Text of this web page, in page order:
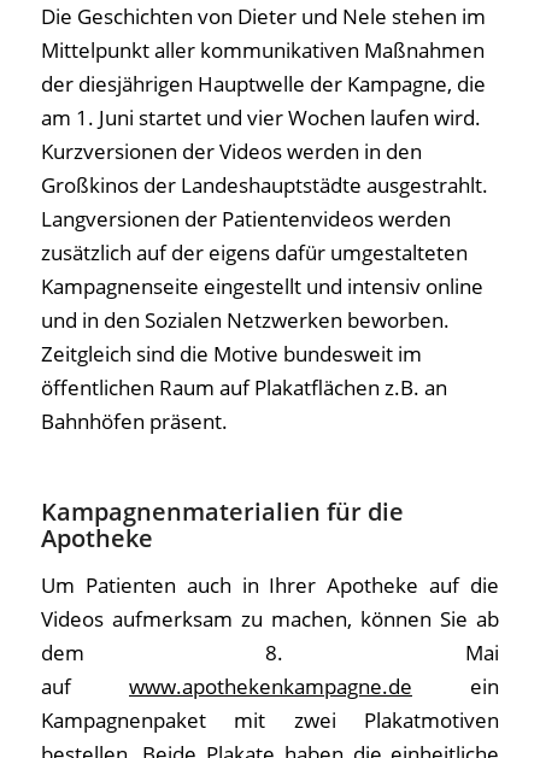
Die Geschichten von Dieter und Nele stehen im
Mittelpunkt aller kommunikativen Maßnahmen
der diesjährigen Hauptwelle der Kampagne, die
am 1. Juni startet und vier Wochen laufen wird.
Kurzversionen der Videos werden in den
Großkinos der Landeshauptstädte ausgestrahlt.
Langversionen der Patientenvideos werden
zusätzlich auf der eigens dafür umgestalteten
Kampagnenseite eingestellt und intensiv online
und in den Sozialen Netzwerken beworben.
Zeitgleich sind die Motive bundesweit im
öffentlichen Raum auf Plakatflächen z.B. an
Bahnhöfen präsent.
Kampagnenmaterialien für die
Apotheke
Um Patienten auch in Ihrer Apotheke auf die
Videos aufmerksam zu machen, können Sie ab
dem 8. Mai
auf www.apothekenkampagne.de ein
Kampagnenpaket mit zwei Plakatmotiven